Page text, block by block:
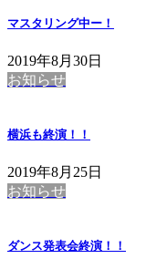
マスタリング中ー！
2019年8月30日
お知らせ
横浜も終演！！
2019年8月25日
お知らせ
ダンス発表会終演！！